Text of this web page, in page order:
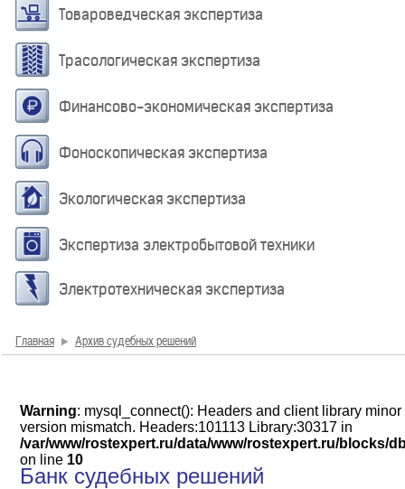
Товароведческая экспертиза
Трасологическая экспертиза
Финансово-экономическая экспертиза
Фоноскопическая экспертиза
Экологическая экспертиза
Экспертиза электробытовой техники
Электротехническая экспертиза
Главная Архив судебных решений
Warning: mysql_connect(): Headers and client library minor
version mismatch. Headers:101113 Library:30317 in
/var/www/rostexpert.ru/data/www/rostexpert.ru/blocks/
on line 10
Банк судебных решений